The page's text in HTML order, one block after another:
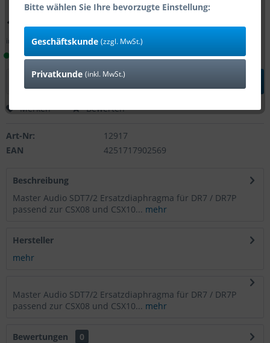
11,90 € *
inkl. MwSt.zzgl. Versandkosten
Lieferzeit 1-4 Tage (Bestand: 7)
Merken Bewerten
Art-Nr:
12917
EAN
4251717902569
Beschreibung
Master Audio SDT7/2 Ersatzdiaphragma für DR7 / DR7P
passend zur CSX08 und CSX10... mehr
Hersteller
mehr
Master Audio SDT7/2 Ersatzdiaphragma für DR7 / DR7P
passend zur CSX08 und CSX10... mehr
Bewertungen
0
Bitte wählen Sie Ihre bevorzugte Einstellung:
Geschäftskunde (zzgl. MwSt.)
Privatkunde (inkl. MwSt.)